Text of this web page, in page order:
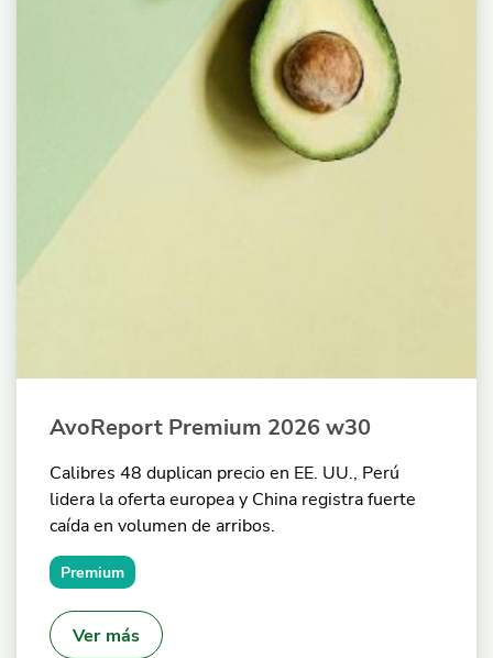
AvoReport Premium 2026 w30
Calibres 48 duplican precio en EE. UU., Perú
lidera la oferta europea y China registra fuerte
caída en volumen de arribos.
Premium
Ver más